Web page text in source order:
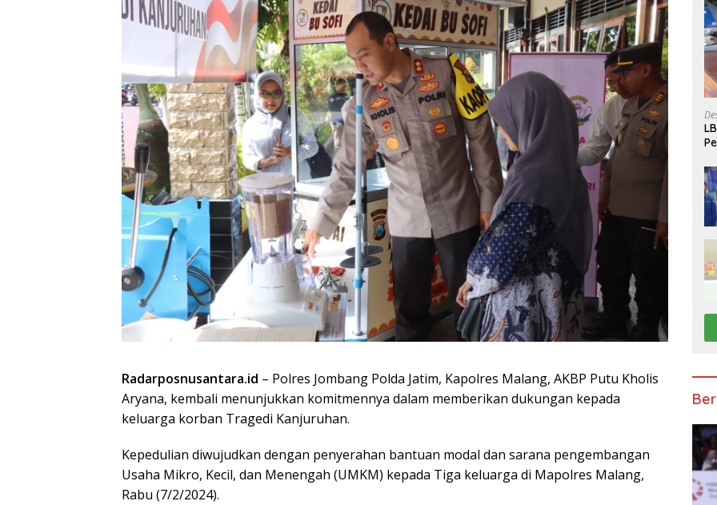
Radarposnusantara.id – Polres Jombang Polda Jatim, Kapolres Malang, AKBP Putu Kholis
Aryana, kembali menunjukkan komitmennya dalam memberikan dukungan kepada
keluarga korban Tragedi Kanjuruhan.
Kepedulian diwujudkan dengan penyerahan bantuan modal dan sarana pengembangan
Usaha Mikro, Kecil, dan Menengah (UMKM) kepada Tiga keluarga di Mapolres Malang,
Rabu (7/2/2024).